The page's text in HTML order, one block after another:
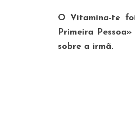
O Vitamina-te
Primeira
sobre a irmã.